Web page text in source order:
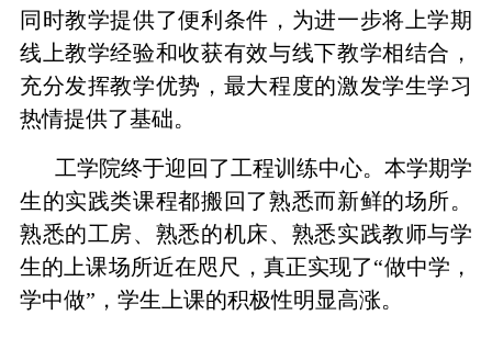
同时教学提供了便利条件，为进一步将上学期
线上教学经验和收获有效与线下教学相结合，
充分发挥教学优势，最大程度的激发学生学习
热情提供了基础。
工学院终于迎回了工程训练中心。本学期学
生的实践类课程都搬回了熟悉而新鲜的场所。
熟悉的工房、熟悉的机床、熟悉实践教师与学
生的上课场所近在咫尺，真正实现了“做中学，
学中做”，学生上课的积极性明显高涨。